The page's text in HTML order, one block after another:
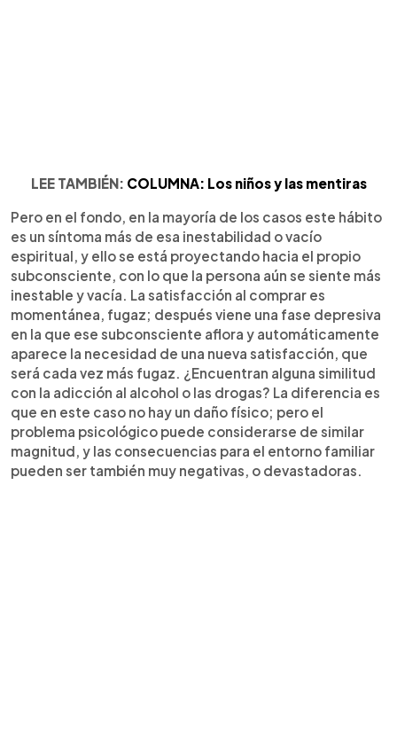
LEE TAMBIÉN: COLUMNA: Los niños y las mentiras
Pero en el fondo, en la mayoría de los casos este hábito
es un síntoma más de esa inestabilidad o vacío
espiritual, y ello se está proyectando hacia el propio
subconsciente, con lo que la persona aún se siente más
inestable y vacía. La satisfacción al comprar es
momentánea, fugaz; después viene una fase depresiva
en la que ese subconsciente aflora y automáticamente
aparece la necesidad de una nueva satisfacción, que
será cada vez más fugaz. ¿Encuentran alguna similitud
con la adicción al alcohol o las drogas? La diferencia es
que en este caso no hay un daño físico; pero el
problema psicológico puede considerarse de similar
magnitud, y las consecuencias para el entorno familiar
pueden ser también muy negativas, o devastadoras.